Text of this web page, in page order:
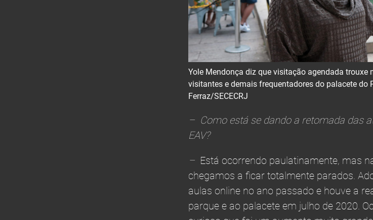
Yole Mendonça diz que visitação agendada trouxe
visitantes e demais frequentadores do palacete do
Ferraz/SECECRJ
– Como está se dando a retomada das
EAV?
– Está ocorrendo paulatinamente, mas
chegamos a ficar totalmente parados.
aulas online no ano passado e houve a
parque e ao palacete em julho de 2020.